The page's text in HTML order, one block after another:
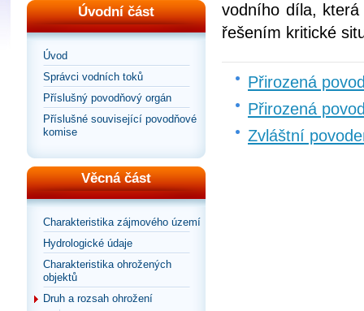
Úvodní část
Úvod
Správci vodních toků
Příslušný povodňový orgán
Příslušné související povodňové
komise
Věcná část
Charakteristika zájmového území
Hydrologické údaje
Charakteristika ohrožených
objektů
Druh a rozsah ohrožení
vodního díla,
řešením kritické
Přirozená
Přirozená
Zvláštní